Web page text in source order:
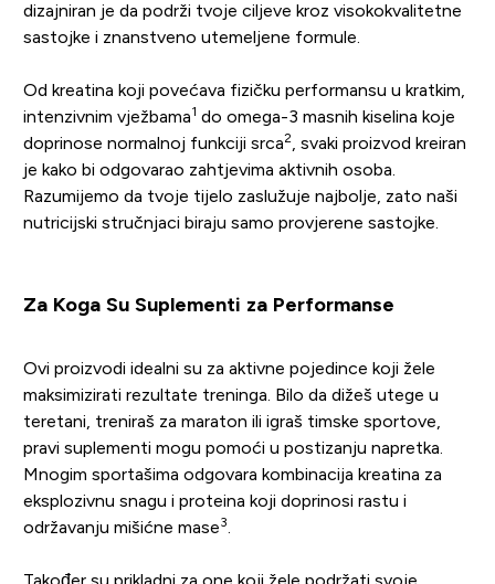
dizajniran je da podrži tvoje ciljeve kroz visokokvalitetne
sastojke i znanstveno utemeljene formule.
Od kreatina koji povećava fizičku performansu u kratkim,
intenzivnim vježbama1 do omega-3 masnih kiselina koje
doprinose normalnoj funkciji srca2, svaki proizvod kreiran
je kako bi odgovarao zahtjevima aktivnih osoba.
Razumijemo da tvoje tijelo zaslužuje najbolje, zato naši
nutricijski stručnjaci biraju samo provjerene sastojke.
Za Koga Su Suplementi za Performanse
Ovi proizvodi idealni su za aktivne pojedince koji žele
maksimizirati rezultate treninga. Bilo da dižeš utege u
teretani, treniraš za maraton ili igraš timske sportove,
pravi suplementi mogu pomoći u postizanju napretka.
Mnogim sportašima odgovara kombinacija kreatina za
eksplozivnu snagu i proteina koji doprinosi rastu i
održavanju mišićne mase3.